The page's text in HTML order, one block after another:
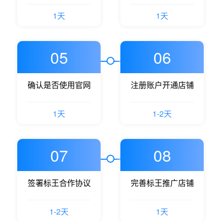
1天 1天
05
确认是否使用官网
1天
06
注册账户开通店铺
1-2天
07
签署标王合作协议
1-2天
08
完善标王推广店铺
1天